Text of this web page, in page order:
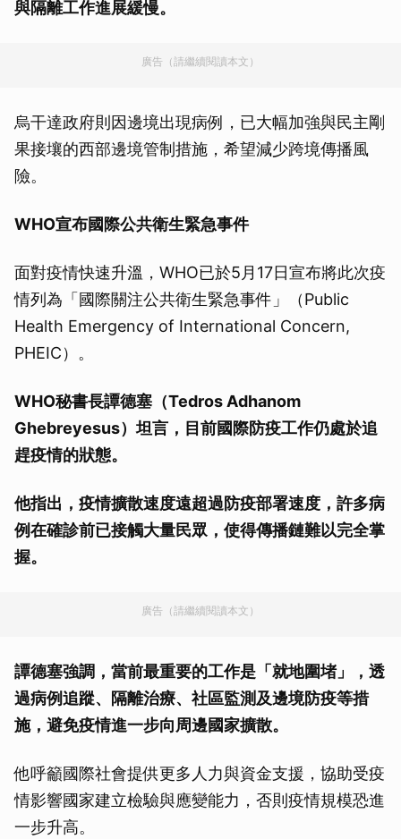
與隔離工作進展緩慢。
廣告（請繼續閱讀本文）
烏干達政府則因邊境出現病例，已大幅加強與民主剛
果接壤的西部邊境管制措施，希望減少跨境傳播風
險。
WHO宣布國際公共衛生緊急事件
面對疫情快速升溫，WHO已於5月17日宣布將此次疫
情列為「國際關注公共衛生緊急事件」（Public
Health Emergency of International Concern,
PHEIC）。
WHO秘書長譚德塞（Tedros Adhanom
Ghebreyesus）坦言，目前國際防疫工作仍處於追
趕疫情的狀態。
他指出，疫情擴散速度遠超過防疫部署速度，許多病
例在確診前已接觸大量民眾，使得傳播鏈難以完全掌
握。
廣告（請繼續閱讀本文）
譚德塞強調，當前最重要的工作是「就地圍堵」，透
過病例追蹤、隔離治療、社區監測及邊境防疫等措
施，避免疫情進一步向周邊國家擴散。
他呼籲國際社會提供更多人力與資金支援，協助受疫
情影響國家建立檢驗與應變能力，否則疫情規模恐進
一步升高。